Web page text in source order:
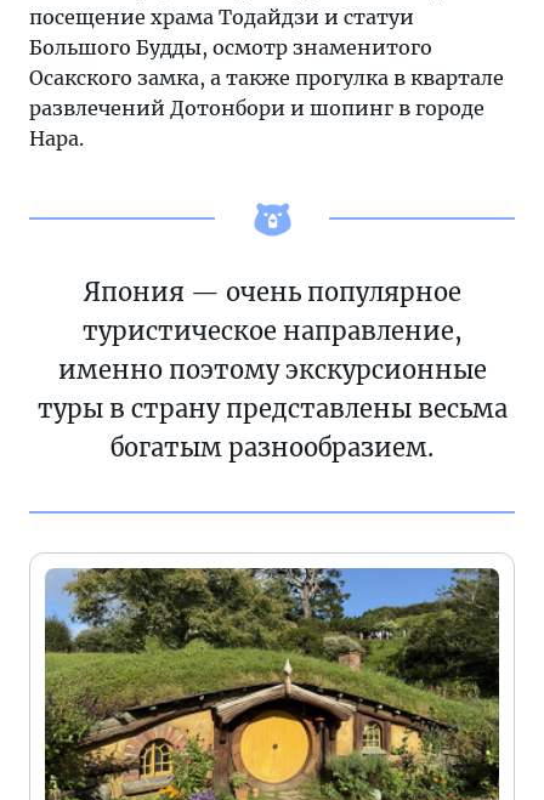
посещение храма Тодайдзи и статуи
Большого Будды, осмотр знаменитого
Осакского замка, а также прогулка в квартале
развлечений Дотонбори и шопинг в городе
Нара.
Япония — очень популярное
туристическое направление,
именно поэтому экскурсионные
туры в страну представлены весьма
богатым разнообразием.